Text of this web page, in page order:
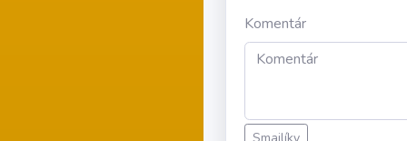
Komentár
Smajlíky